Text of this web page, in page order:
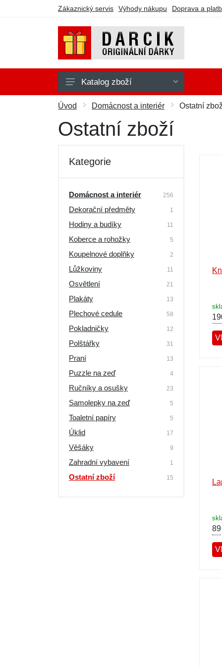
Zákaznický servis Výhody nákupu Doprava a
Domácnost a interiér
Elektro a PC
Jídlo a kuchyně
Sport a nářadí
Zdraví a krása
Výprodej
Katalog zboží
Úvod Domácnost a interiér Ostatní
Ostatní zboží
Kategorie
Domácnost a interiér 256
Dekorační předměty 1
Hodiny a budíky 11
Koberce a rohožky 5
Koupelnové doplňky 2
Lůžkoviny 11
Osvětlení 21
Plakáty 13
Plechové cedule 58
Pokladničky 12
Polštářky 31
Praní 13
Puzzle na zeď 4
Ručníky a osušky 23
Samolepky na zeď 5
Toaletní papíry 5
Úklid 17
Věšáky 9
Zahradní vybavení 1
Ostatní zboží 15
89